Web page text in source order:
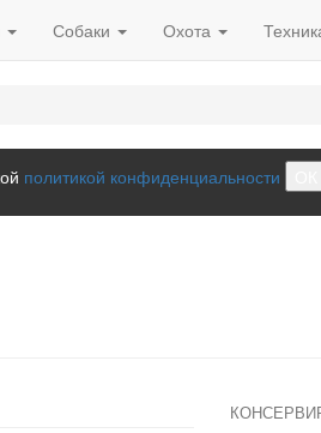
Собаки Охота
политикой конфиденциальности